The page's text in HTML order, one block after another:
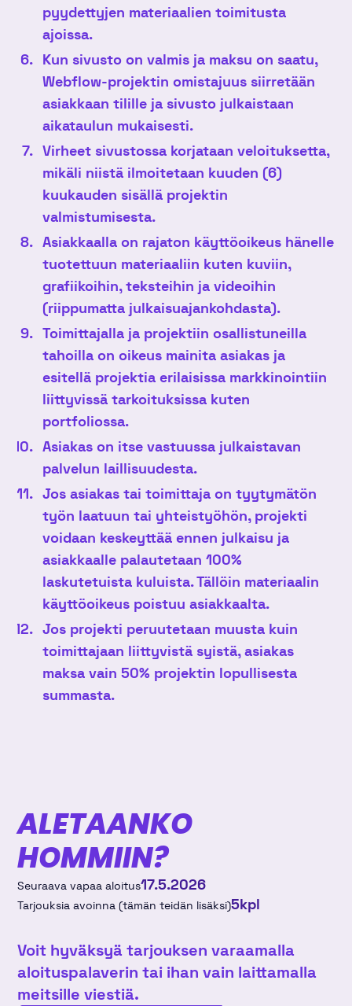
pyydettyjen materiaalien toimitusta
ajoissa.
Kun sivusto on valmis ja maksu on saatu,
Webflow-projektin omistajuus siirretään
asiakkaan tilille ja sivusto julkaistaan
aikataulun mukaisesti.
Virheet sivustossa korjataan veloituksetta,
mikäli niistä ilmoitetaan kuuden (6)
kuukauden sisällä projektin
valmistumisesta.
Asiakkaalla on rajaton käyttöoikeus hänelle
tuotettuun materiaaliin kuten kuviin,
grafiikoihin, teksteihin ja videoihin
(riippumatta julkaisuajankohdasta).
Toimittajalla ja projektiin osallistuneilla
tahoilla on oikeus mainita asiakas ja
esitellä projektia erilaisissa markkinointiin
liittyvissä tarkoituksissa kuten
portfoliossa.
Asiakas on itse vastuussa julkaistavan
palvelun laillisuudesta.
Jos asiakas tai toimittaja on tyytymätön
työn laatuun tai yhteistyöhön, projekti
voidaan keskeyttää ennen julkaisu ja
asiakkaalle palautetaan 100%
laskutetuista kuluista.Tällöin materiaalin
käyttöoikeus poistuu asiakkaalta.
Jos projekti peruutetaan muusta kuin
toimittajaan liittyvistä syistä, asiakas
maksa vain 50% projektin lopullisesta
summasta.
ALETAANKO
HOMMIIN?
Seuraava vapaa aloitus17.5.2026
Tarjouksia avoinna (tämän teidän lisäksi)5kpl
Voit hyväksyä tarjouksen varaamalla
aloituspalaverin tai ihan vain laittamalla
meitsille viestiä.